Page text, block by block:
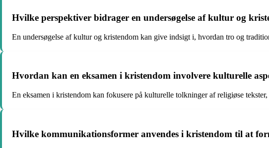
Hvilke perspektiver bidrager en undersøgelse af kultur og
En undersøgelse af kultur og kristendom kan give indsigt i, hvordan tro og
Hvordan kan en eksamen i kristendom involvere kulturelle
En eksamen i kristendom kan fokusere på kulturelle tolkninger af religiøse
Hvilke kommunikationsformer anvendes i kristendom til at